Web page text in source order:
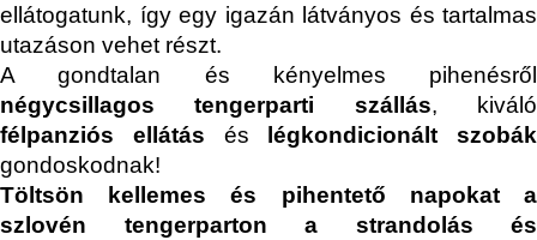
ellátogatunk, így egy igazán látványos és tartalmas
utazáson vehet részt.
A gondtalan és kényelmes pihenésről
négycsillagos tengerparti szállás, kiváló
félpanziós ellátás és
légkondicionált szobák
gondoskodnak!
Töltsön kellemes és pihentető napokat a
szlovén tengerparton a strandolás és